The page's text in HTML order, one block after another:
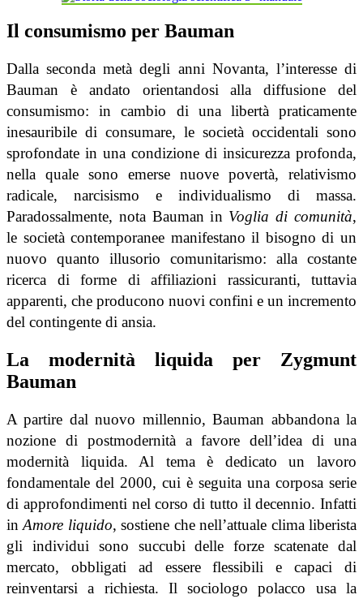
Il consumismo per Bauman
Dalla seconda metà degli anni Novanta, l’interesse di
Bauman è andato orientandosi alla diffusione del
consumismo: in cambio di una libertà praticamente
inesauribile di consumare, le società occidentali sono
sprofondate in una condizione di insicurezza profonda,
nella quale sono emerse nuove povertà, relativismo
radicale, narcisismo e individualismo di massa.
Paradossalmente, nota Bauman in Voglia di comunità,
le società contemporanee manifestano il bisogno di un
nuovo quanto illusorio comunitarismo: alla costante
ricerca di forme di affiliazioni rassicuranti, tuttavia
apparenti, che producono nuovi confini e un incremento
del contingente di ansia.
La modernità liquida per Zygmunt
Bauman
A partire dal nuovo millennio, Bauman abbandona la
nozione di postmodernità a favore dell’idea di una
modernità liquida. Al tema è dedicato un lavoro
fondamentale del 2000, cui è seguita una corposa serie
di approfondimenti nel corso di tutto il decennio. Infatti
inAmore liquido, sostiene che nell’attuale clima liberista
gli individui sono succubi delle forze scatenate dal
mercato, obbligati ad essere flessibili e capaci di
reinventarsi a richiesta. Il sociologo polacco usa la